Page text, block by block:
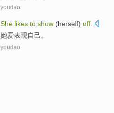
youdao
She likes to show (herself) off
她爱表现自己。
youdao